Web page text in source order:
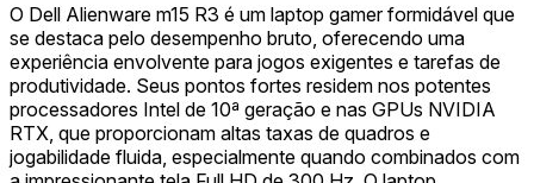
O Dell Alienware m15 R3 é um laptop gamer formidável que
se destaca pelo desempenho bruto, oferecendo uma
experiência envolvente para jogos exigentes e tarefas de
produtividade. Seus pontos fortes residem nos potentes
processadores Intel de 10ª geração e nas GPUs NVIDIA
RTX, que proporcionam altas taxas de quadros e
jogabilidade fluida, especialmente quando combinados com